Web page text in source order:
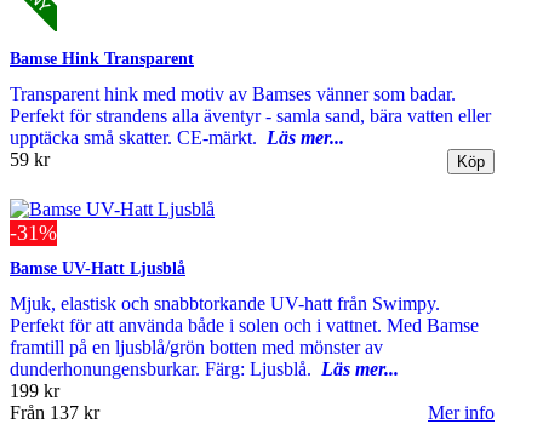
Bamse Hink Transparent
Transparent hink med motiv av Bamses vänner som badar.
Perfekt för strandens alla äventyr - samla sand, bära vatten eller
upptäcka små skatter. CE-märkt. Läs mer...
59 kr
-31%
Bamse UV-Hatt Ljusblå
Mjuk, elastisk och snabbtorkande UV-hatt från Swimpy.
Perfekt för att använda både i solen och i vattnet. Med Bamse
framtill på en ljusblå/grön botten med mönster av
dunderhonungensburkar. Färg: Ljusblå. Läs mer...
199 kr
Från 137 kr Mer info